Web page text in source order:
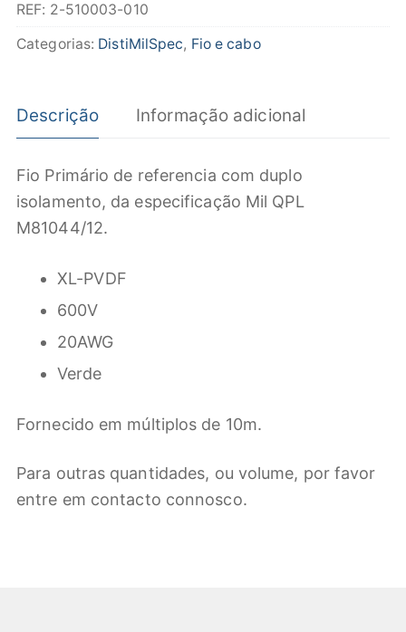
M81044/12-
20-
REF: 2-510003-010
Categorias: DistiMilSpec, Fio e cabo
Descrição Informação adicional
Fio Primário de referencia com duplo
isolamento, da especificação Mil QPL
M81044/12.
XL-PVDF
600V
20AWG
Verde
Fornecido em múltiplos de 10m.
Para outras quantidades, ou volume, por favor
entre em contacto connosco.